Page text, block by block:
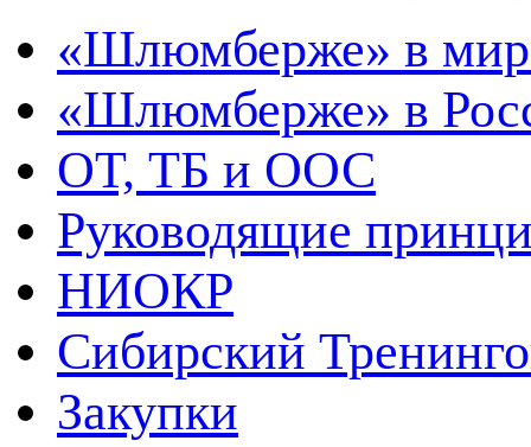
«Шлюмберже» в
«Шлюмберже» в
ОТ, ТБ и ООС
Руководящие
НИОКР
Сибирский
Закупки